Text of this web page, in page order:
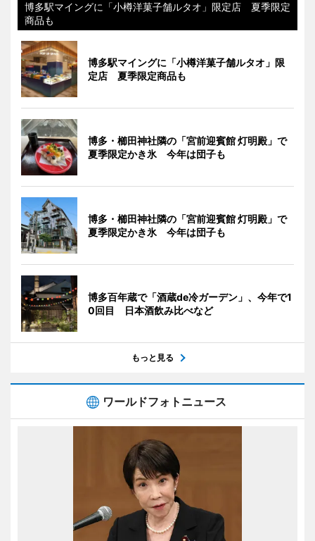
博多駅マイングに「小樽洋菓子舗ルタオ」限定店 夏季限定
商品も
博多駅マイングに「小樽洋菓子舗ルタオ」限
定店 夏季限定商品も
博多・櫛田神社隣の「宮前迎賓館 灯明殿」で
夏季限定かき氷 今年は団子も
博多・櫛田神社隣の「宮前迎賓館 灯明殿」で
夏季限定かき氷 今年は団子も
博多百年蔵で「酒蔵de冷ガーデン」、今年で1
0回目 日本酒飲み比べなど
もっと見る
ワールドフォトニュース